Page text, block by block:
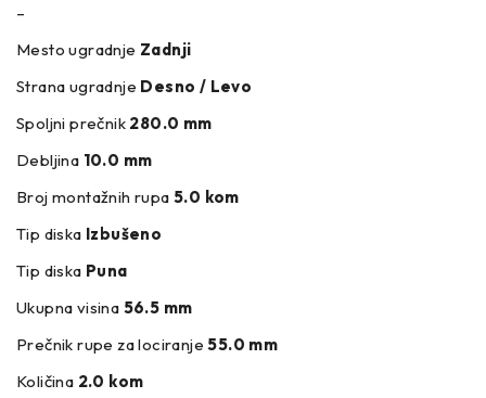
–
Mesto ugradnje Zadnji
Strana ugradnje Desno / Levo
Spoljni prečnik 280.0 mm
Debljina 10.0 mm
Broj montažnih rupa 5.0 kom
Tip diska Izbušeno
Tip diska Puna
Ukupna visina 56.5 mm
Prečnik rupe za lociranje55.0 mm
Količina 2.0 kom